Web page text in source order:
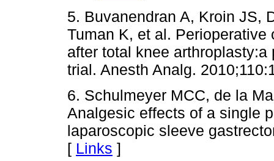
5. Buvanendran A, Kroin JS,
Tuman K, et al.
after total knee
trial. Anesth Analg.
6. Schulmeyer MCC, de la
Analgesic effects of a single
laparoscopic sleeve
[ Links ]